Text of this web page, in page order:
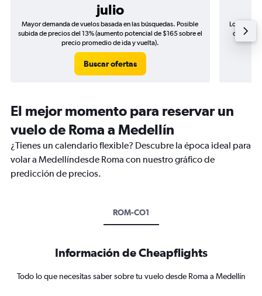
julio
Mayor demanda de vuelos basada en las búsquedas. Posible
subida de precios del 13% (aumento potencial de $165 sobre el
precio promedio de ida y vuelta).
Buscar ofertas
Los
de
El mejor momento para reservar un
vuelo de Roma a Medellín
¿Tienes un calendario flexible? Descubre la época ideal para
volar a Medellíndesde Roma con nuestro gráfico de
predicción de precios.
ROM-CO1
Información de Cheapflights
Todo lo que necesitas saber sobre tu vuelo desde Roma a Medellín